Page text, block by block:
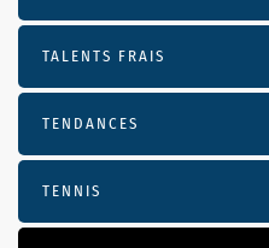
TALENTS FRAIS
TENDANCES
TENNIS